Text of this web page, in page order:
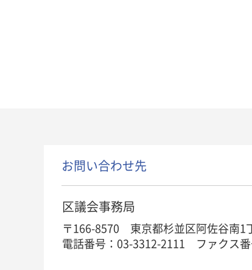
お問い合わせ先
区議会事務局
〒166-8570 東京都杉並区阿佐谷南1
電話番号：03-3312-2111
ファクス